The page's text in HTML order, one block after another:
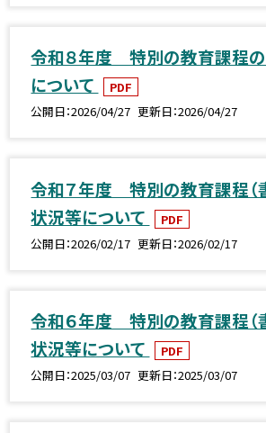
令和８年度 特別の教育課程
について
PDF
公開日 2026/04/27 更新日 2026/04/27
令和７年度 特別の教育課程（
状況等について
PDF
公開日 2026/02/17 更新日 2026/02/17
令和６年度 特別の教育課程（
状況等について
PDF
公開日 2025/03/07 更新日 2025/03/07